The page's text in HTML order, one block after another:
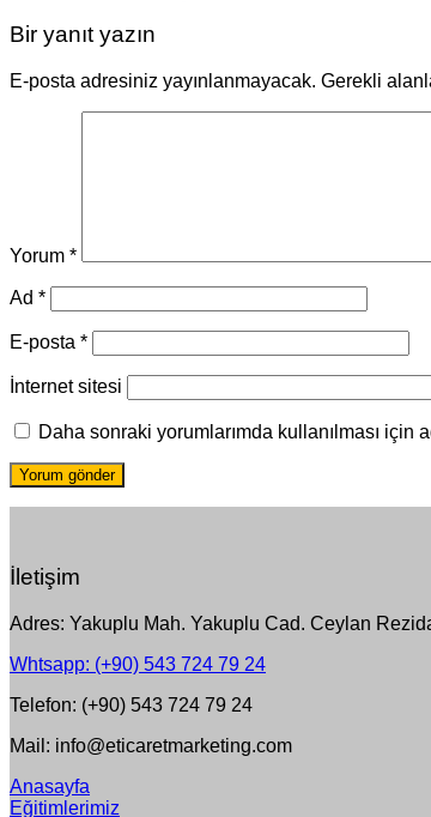
Bir yanıt yazın
E-posta adresiniz yayınlanmayacak. Gerekli
Yorum *
Ad *
E-posta *
İnternet sitesi
Daha sonraki yorumlarımda kullanılması için
İletişim
Adres: Yakuplu Mah. Yakuplu Cad. Ceylan
Whtsapp: (+90) 543 724 79 24
Telefon: (+90) 543 724 79 24
Mail: info@eticaretmarketing.com
Anasayfa
Eğitimlerimiz